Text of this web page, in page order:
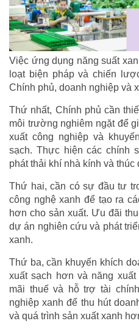
Việc ứng dụng năng suất
loạt biện pháp và chiến
Chính phủ, doanh nghiệp và
Thứ nhất, Chính phủ cần
môi trường nghiêm ngặt để
xuất công nghiệp và
sạch. Thực hiện các chính
phát thải khí nhà kính và
Thứ hai, cần có sự đầu tư
công nghệ xanh để tạo ra
hơn cho sản xuất. Ưu đãi
dự án nghiên cứu và phát
xanh.
Thứ ba, cần khuyến khích
xuất sạch hơn và năng
mãi thuế và hỗ trợ tài
nghiệp xanh để thu hút
và quá trình sản xuất xanh